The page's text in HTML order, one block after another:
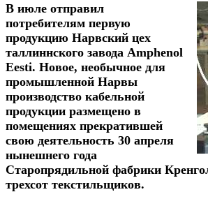
В июле отправил
потребителям первую
продукцию Нарвский цех
таллиннского завода Amphenol
Eesti. Новое, необычное для
промышленной Нарвы
производство кабельной
продукции размещено в
помещениях прекратившей
свою деятельность 30 апреля
нынешнего года
Старопрядильной фабрики
трехсот текстильщиков.